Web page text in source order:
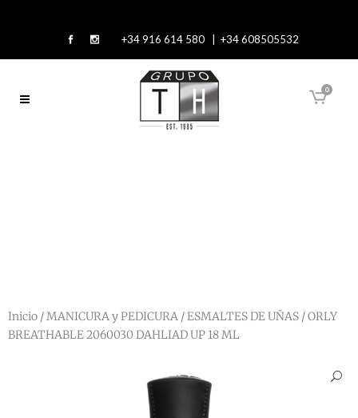
+34 916 614 580 | +34 608505532
0
Inicio /MANICURA y PEDICURA /ESMALTES DE UÑAS / ORLY
BREATHABLE 2060030 DAHLIAD UP 18 ML